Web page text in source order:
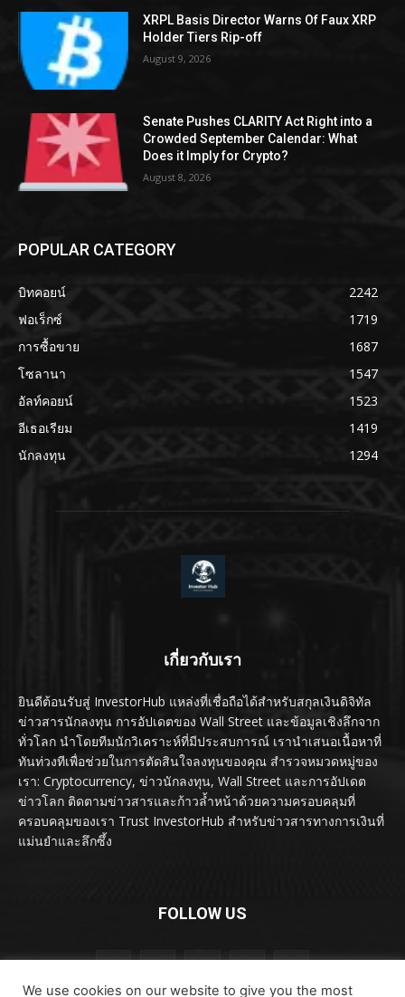
XRPL Basis Director Warns Of Faux XRP
Holder Tiers Rip-off
August 9, 2026
Senate Pushes CLARITY Act Right into a
Crowded September Calendar: What
Does it Imply for Crypto?
August 8, 2026
POPULAR CATEGORY
บิทคอยน์
2242
ฟอเร็กซ์
1719
การซื้อขาย
1687
โซลานา
1547
อัลท์คอยน์
1523
อีเธอเรียม
1419
นักลงทุน
1294
เกี่ยวกับเรา
ยินดีต้อนรับสู่ InvestorHub แหล่งที่เชื่อถือได้สำหรับสกุลเงินดิจิทัล
ข่าวสารนักลงทุน การอัปเดตของ Wall Street และข้อมูลเชิงลึกจาก
ทั่วโลก นำโดยทีมนักวิเคราะห์ที่มีประสบการณ์ เรานำเสนอเนื้อหาที่
ทันท่วงทีเพื่อช่วยในการตัดสินใจลงทุนของคุณ สำรวจหมวดหมู่ของ
เรา: Cryptocurrency, ข่าวนักลงทุน, Wall Street และการอัปเดต
ข่าวโลก ติดตามข่าวสารและก้าวล้ำหน้าด้วยความครอบคลุมที่
ครอบคลุมของเรา Trust InvestorHub สำหรับข่าวสารทางการเงินที่
แม่นยำและลึกซึ้ง
FOLLOW US
We use cookies on our website to give you the most